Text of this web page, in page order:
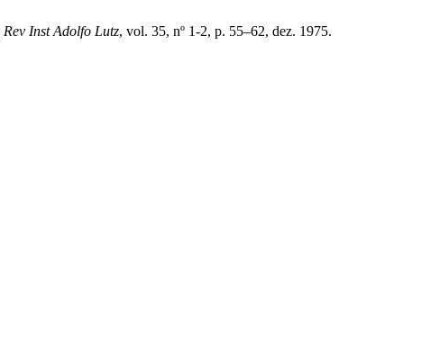
Rev Inst Adolfo Lutz, vol. 35, nº 1-2, p. 55–62, dez. 1975.